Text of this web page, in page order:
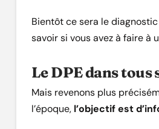
Bientôt ce sera le
savoir si vous avez à faire à
Le DPE dans tous
Mais revenons plus
l’époque, l’objectif est